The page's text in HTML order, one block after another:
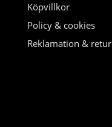
Köpvillkor
Policy & cookies
Reklamation & retur